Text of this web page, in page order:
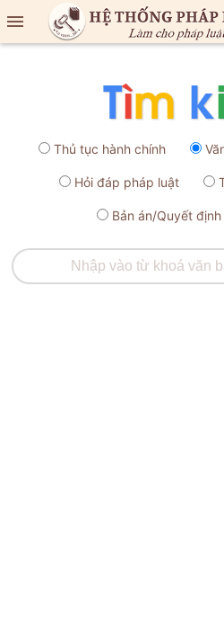

Thủ tục hành chính
Hỏi đáp pháp luật
Bản án/Quyết định